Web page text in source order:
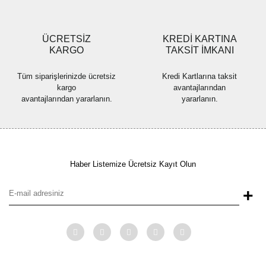
ÜCRETSİZ
KARGO
Tüm siparişlerinizde ücretsiz
kargo
avantajlarından yararlanın.
KREDİ KARTINA
TAKSİT İMKANI
Kredi Kartlarına taksit
avantajlarından
yararlanın.
Haber Listemize Ücretsiz Kayıt Olun
+